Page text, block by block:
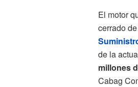
El motor
cerrado
de la
millones
Cabag